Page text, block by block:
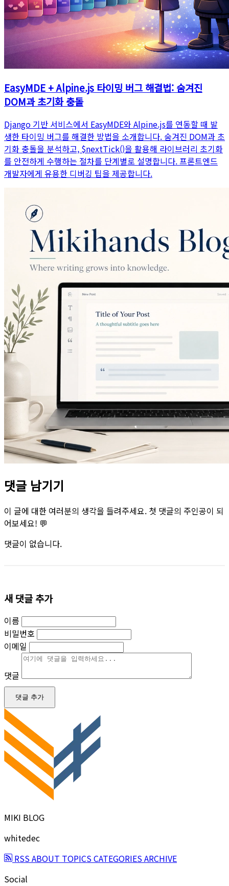
EasyMDE + Alpine.js 타이밍 버그 해결법: 숨겨진
DOM과 초기화 충돌
Django 기반 서비스에서 EasyMDE와 Alpine.js를 연동할 때 발
생한 타이밍 버그를 해결한 방법을 소개합니다. 숨겨진 DOM과 초
기화 충돌을 분석하고, $nextTick()을 활용해 라이브러리 초기화
를 안전하게 수행하는 절차를 단계별로 설명합니다. 프론트엔드
개발자에게 유용한 디버깅 팁을 제공합니다.
댓글 남기기
이 글에 대한 여러분의 생각을 들려주세요. 첫 댓글의 주인공이 되
어보세요! 💬
댓글이 없습니다.
새 댓글 추가
이름
비밀번호
이메일
댓글
댓글 추가
MIKI BLOG
whitedec
RSSABOUT TOPICSCATEGORIESARCHIVE
Social